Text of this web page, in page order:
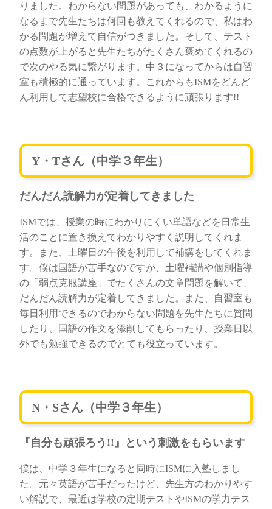
りました。わからない問題があっても、わかるように
なるまで先生たちは何回も教えてくれるので、私はわ
かる問題が増えて自信がつきました。そして、テスト
の点数が上がると先生たちがたくさん褒めてくれるの
で次のやる気に繋がります。中３になってからは自習
室も積極的に通っています。これからもISMをどんど
ん利用して志望校に合格できるように頑張ります!!
Y・Tさん（中学３年生）
だんだん読解力が定着してきました
ISMでは、授業の時にわかりにくい単語などを日常生
活のことに置き換えてわかりやすく説明してくれま
す。また、土曜日の午後を利用して補講をしてくれま
す。僕は国語が苦手なのですが、土曜補講や個別指導
の「弱点克服講座」でたくさんの文章問題を解いて、
だんだん読解力が定着してきました。また、自習室も
毎日利用できるのでわからない問題を先生たちに質問
したり、国語の作文を添削してもらったり、授業日以
外でも勉強できるのでとても役立っています。
N・Sさん（中学３年生）
『自分も頑張ろう!!』という刺激をもらいます
僕は、中学３年生になると同時にISMに入塾しまし
た。元々英語が苦手だったけど、先生方のわかりやす
い解説で、最近は学校の定期テストやISMの学力テス